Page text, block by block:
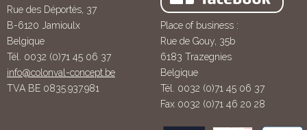
Rue des Déportés, 37
B-6120 Jamioulx
Belgique
Tél. 0032 (0)71 45 06 37
info@colonval-concept.be
TVA BE 0835.937.981
Place of business :
Rue de Gouy, 35b
6183 Trazegnies
Belgique
Tél. 0032 (0)71 45 06 37
Fax 0032 (0)71 46 20 28